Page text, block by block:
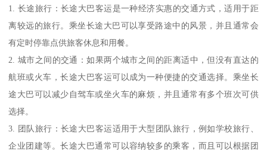
1. 长途旅行：长途大巴客运是一种经济实惠的交通方式，适用于距
离较远的旅行。乘坐长途大巴可以享受路途中的风景，并且通常会
有定时停靠点供旅客休息和用餐。
2. 城市之间的交通：如果两个城市之间的距离适中，但没有直达的
航班或火车，长途大巴客运可以成为一种便捷的交通选择。乘坐长
途大巴可以减少自驾车或坐火车的麻烦，并且通常有多个班次可供
选择。
3. 团队旅行：长途大巴客运适用于大型团队旅行，例如学校旅行、
企业团建等。长途大巴通常可以容纳较多的乘客，而且可以根据团